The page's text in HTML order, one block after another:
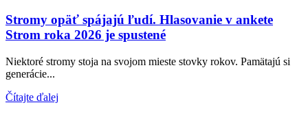
Stromy opäť spájajú ľudí. Hlasovanie v ankete
Strom roka 2026 je spustené
Niektoré stromy stoja na svojom mieste stovky rokov. Pamätajú si
generácie...
Čítajte ďalej